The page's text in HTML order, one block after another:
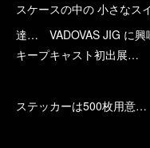
スケースの中の 小さなス
達… VADOVAS JIG に興
キープキャスト初出展…
ステッカーは500枚用意…